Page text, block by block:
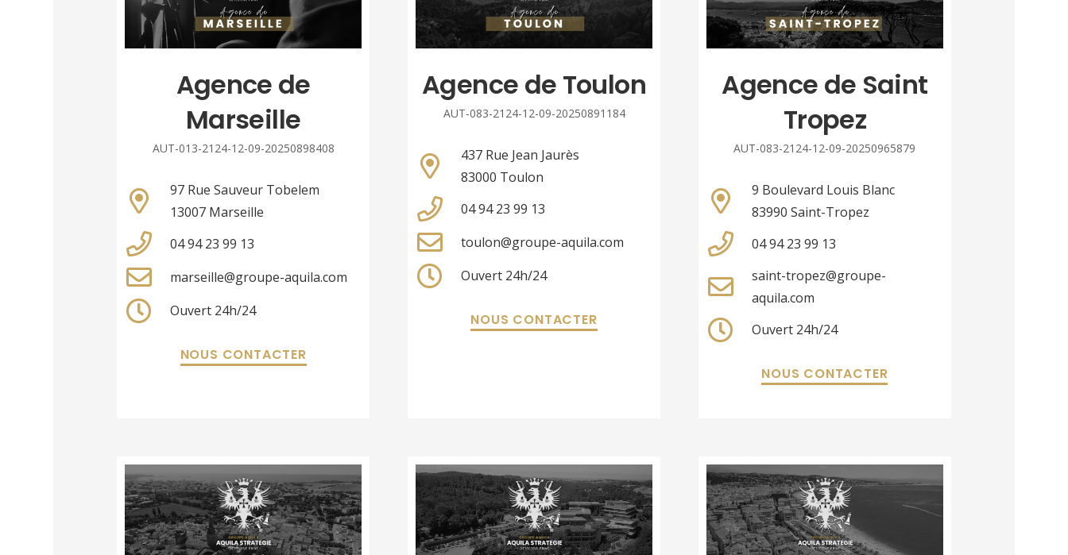
Agence de
Marseille
AUT-013-2124-12-09-20250898408
97 Rue Sauveur Tobelem
13007 Marseille
04 94 23 99 13
marseille@groupe-aquila.com
Ouvert 24h/24
NOUS CONTACTER
Agence de Toulon
AUT-083-2124-12-09-20250891184
437 Rue Jean Jaurès
83000 Toulon
04 94 23 99 13
toulon@groupe-aquila.com
Ouvert 24h/24
NOUS CONTACTER
Agence de Saint
Tropez
AUT-083-2124-12-09-20250965879
9 Boulevard Louis Blanc
83990 Saint-Tropez
04 94 23 99 13
saint-tropez@groupe-
aquila.com
Ouvert 24h/24
NOUS CONTACTER